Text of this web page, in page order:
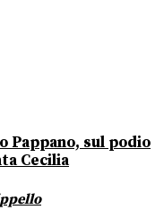
Pappano, sul podio
Cecilia